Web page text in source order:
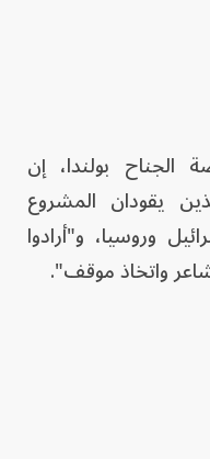
الجناح بولندا، إن
يقودان المشروع
وروسيا، و"أرادوا
واتخاذ موقف".